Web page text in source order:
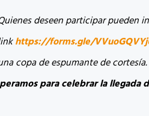
deseen participar pueden
https://forms.gle/
copa de espumante de cortesía.
para celebrar la llegada